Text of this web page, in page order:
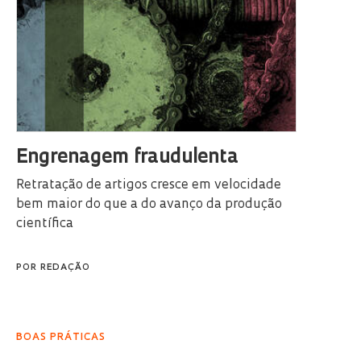
Engrenagem fraudulenta
Retratação de artigos cresce em velocidade
bem maior do que a do avanço da produção
científica
POR REDAÇÃO
BOAS PRÁTICAS